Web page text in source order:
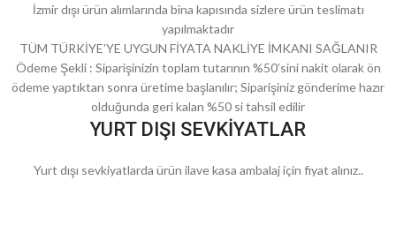
İzmir dışı ürün alımlarında bina kapısında sizlere ürün teslimatı
yapılmaktadır
TÜM TÜRKİYE’YE UYGUN FİYATA NAKLİYE İMKANI SAĞLANIR
Ödeme Şekli : Siparişinizin toplam tutarının %50’sini nakit olarak ön
ödeme yaptıktan sonra üretime başlanılır; Siparişiniz gönderime hazır
olduğunda geri kalan %50 si tahsil edilir
YURT DIŞI SEVKİYATLAR
Yurt dışı sevkiyatlarda ürün ilave kasa ambalaj için fiyat alınız..